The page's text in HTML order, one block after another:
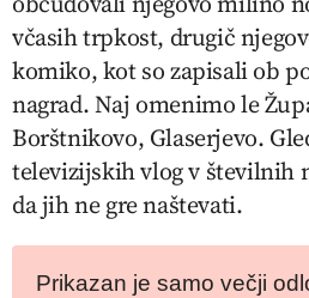
včasih trpkost, drugič
komiko, kot so zapisali ob
nagrad. Naj omenimo le
Borštnikovo, Glaserjevo.
televizijskih vlog v številnih
da jih ne gre naštevati.
Prikazan je samo večji